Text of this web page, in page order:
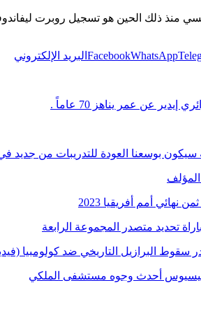
تسجيل روبرت ليفاندوفسكي لـ54 هدفاً في 58 مباراة في جميع
FacebookWhatsApp البريد الإلكتروني
عن عمر يناهز 70 عاماً .
سيكون بوسعنا العودة للتدريبات من
المؤلف
أمم أفريقيا 2023
تحديد متصدر المجموعة الرابعة
سقوط البرازيل التاريخي ضد كولومبيا
أحدث وجوه مستشفى الملكي